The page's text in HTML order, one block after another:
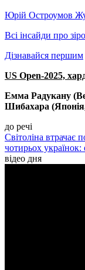
Юрій Остроумов
Всі інсайди про
Дізнавайся першим
US Open-2025,
Емма Радукану
Шибахара
до речі
Світоліна втрачає
чотирьох
відео дня